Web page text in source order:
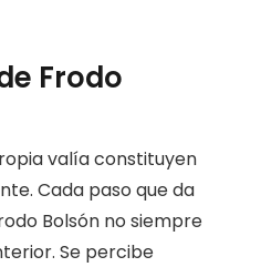
Frodo
valía constituyen
Cada paso que da
Bolsón no siempre
Se percibe